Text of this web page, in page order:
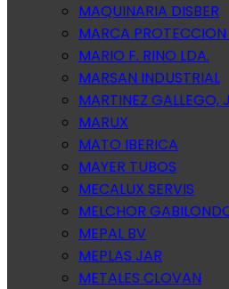
MAQUINARIA DISBER
MARCA
MARIO F. RINO LDA.
MARSAN INDUSTRIAL
MARTINEZ GALLEGO,
MARUX
MATO IBERICA
MAYER TUBOS
MECALUX SERVIS
MELCHOR
MEPAL BV
MEPLAS JAR
METALES CLOVAN